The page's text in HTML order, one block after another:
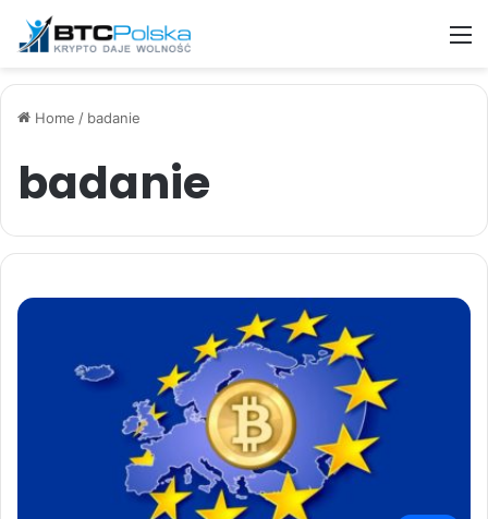
Home / badanie
badanie